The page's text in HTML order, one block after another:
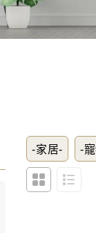
-家居- -